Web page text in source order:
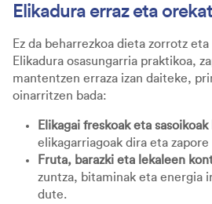
Elikadura erraz eta
Ez da beharrezkoa dieta zorrotz
Elikadura osasungarria praktikoa,
mantentzen erraza izan daiteke,
oinarritzen bada:
Elikagai freskoak eta
elikagarriagoak dira eta
Fruta, barazki eta lekaleen
zuntza, bitaminak eta energia
dute.